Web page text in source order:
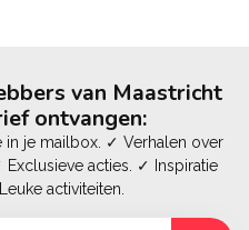
van Maastricht
ontvangen:
je mailbox. ✓ Verhalen over
Exclusieve acties. ✓ Inspiratie
activiteiten.